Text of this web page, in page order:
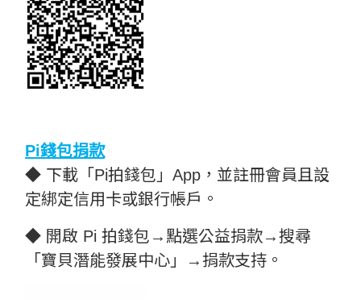
Pi錢包捐款
◆ 下載「Pi拍錢包」App，並註冊會員且設
定綁定信用卡或銀行帳戶。
◆ 開啟 Pi 拍錢包→點選公益捐款→搜尋
「寶貝潛能發展中心」→捐款支持。